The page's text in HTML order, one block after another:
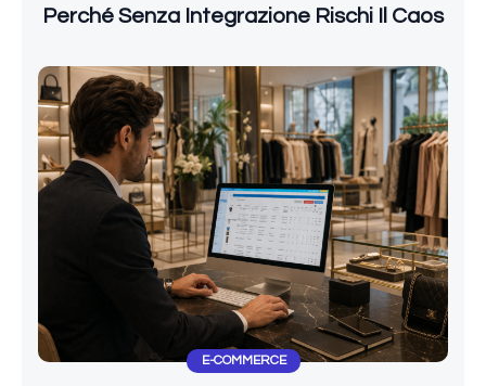
Perché Senza Integrazione Rischi Il Caos
E-COMMERCE